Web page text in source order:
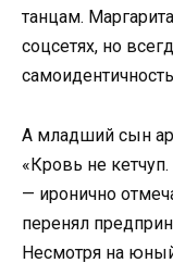
танцам.
соцсетях, но
А младший сын
«Кровь не
— иронично
перенял
Несмотря на